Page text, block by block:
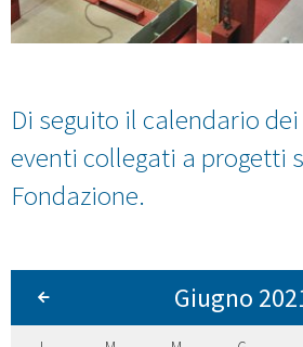
Di seguito il calendario
eventi collegati a progetti
Fondazione.
Giugno